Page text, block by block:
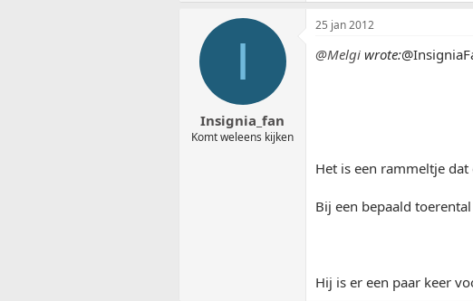
I
Insignia_fan
Komt weleens kijken
25 jan 2012
@Melgi wrote:
Het is een rammeltje
Bij een bepaald
Hij is er een paar keer